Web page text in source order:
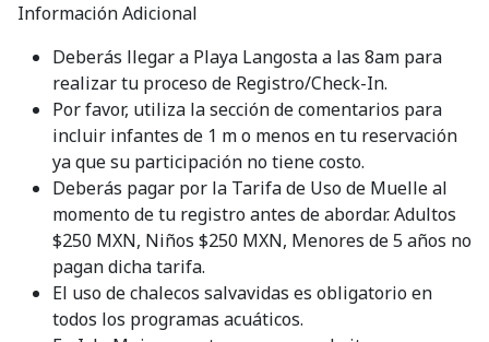
Información Adicional
Deberás llegar a Playa Langosta a las 8am para
realizar tu proceso de Registro/Check-In.
Por favor, utiliza la sección de comentarios para
incluir infantes de 1 m o menos en tu reservación
ya que su participación no tiene costo.
Deberás pagar por la Tarifa de Uso de Muelle al
momento de tu registro antes de abordar. Adultos
$250 MXN, Niños $250 MXN, Menores de 5 años no
pagan dicha tarifa.
El uso de chalecos salvavidas es obligatorio en
todos los programas acuáticos.